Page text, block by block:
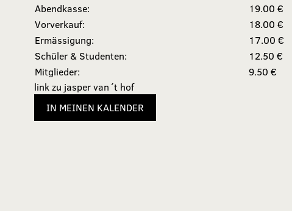
Abendkasse:
19.00 €
Vorverkauf:
18.00 €
Ermässigung:
17.00 €
Schüler & Studenten:
12.50 €
Mitglieder:
9.50 €
link zu jasper van´t hof
IN MEINEN KALENDER